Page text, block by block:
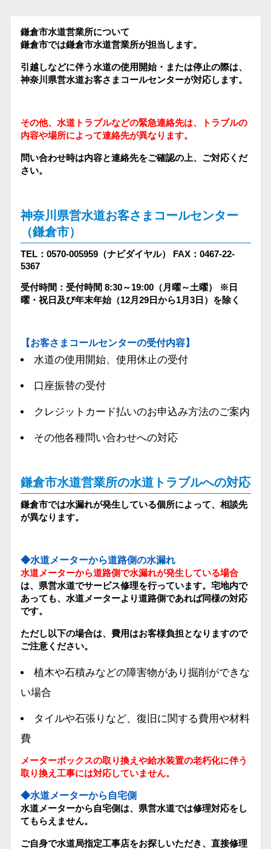
鎌倉市水道営業所について
鎌倉市では鎌倉市水道営業所が担当します。
引越しなどに伴う水道の使用開始・または停止の際は、
神奈川県営水道お客さまコールセンターが対応します。
その他、水道トラブルなどの緊急連絡先は、トラブルの
内容や場所によって連絡先が異なります。
問い合わせ時は内容と連絡先をご確認の上、ご対応くだ
さい。
神奈川県営水道お客さまコールセンター
（鎌倉市）
TEL：0570-005959（ナビダイヤル）
FAX：0467-22-
5367
受付時間：受付時間 8:30～19:00（月曜～土曜）
※日
曜・祝日及び年末年始（12月29日から1月3日）を除く
【お客さまコールセンターの受付内容】
水道の使用開始、使用休止の受付
口座振替の受付
クレジットカード払いのお申込み方法のご案内
その他各種問い合わせへの対応
鎌倉市水道営業所の水道トラブルへの対応
鎌倉市では水漏れが発生している個所によって、相談先
が異なります。
◆水道メーターから道路側の水漏れ
水道メーターから道路側で水漏れが発生している場合
は、県営水道でサービス修理を行っています。宅地内で
あっても、水道メーターより道路側であれば同様の対応
です。
ただし以下の場合は、費用はお客様負担となりますので
ご注意ください。
植木や石積みなどの障害物があり掘削ができな
い場合
タイルや石張りなど、復旧に関する費用や材料
費
メーターボックスの取り換えや給水装置の老朽化に伴う
取り換え工事には対応していません。
◆水道メーターから自宅側
水道メーターから自宅側は、県営水道では修理対応をし
てもらえません。
ご自身で水道局指定工事店をお探しいただき、直接修理